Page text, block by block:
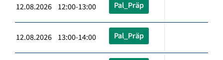
12.08.2026 12:00-13:00 Pal_Präp
12.08.2026 13:00-14:00 Pal_Präp